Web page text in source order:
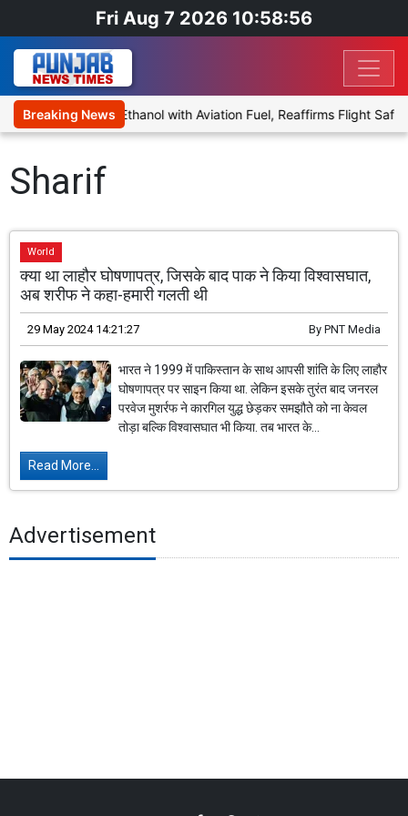
Fri Aug 7 2026 10:58:56
Breaking News
Proposal to Blend Ethanol with Aviation Fuel, Reaffirms Flight
Sharif
World
क्या था लाहौर घोषणापत्र, जिसके बाद पाक ने किया विश्वासघात,
अब शरीफ ने कहा-हमारी गलती थी
29 May 2024 14:21:27 By PNT Media
भारत ने 1999 में पाकिस्तान के साथ आपसी शांति के लिए लाहौर
घोषणापत्र पर साइन किया था. लेकिन इसके तुरंत बाद जनरल
परवेज मुशर्रफ ने कारगिल युद्ध छेड़कर समझौते को ना केवल
तोड़ा बल्कि विश्वासघात भी किया. तब भारत के...
Read More...
Advertisement